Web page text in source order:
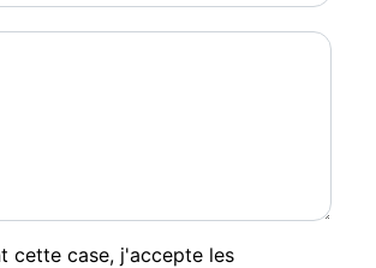
cette case, j'accepte les